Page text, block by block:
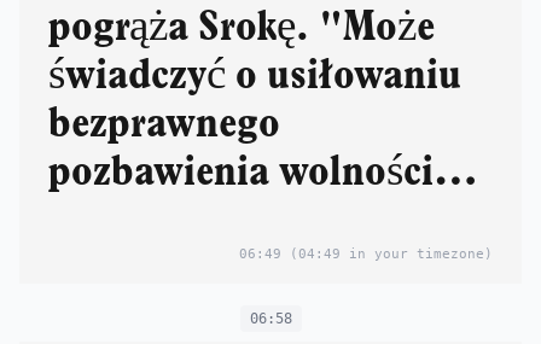
pogrąża Srokę. "Może
świadczyć o usiłowaniu
bezprawnego
pozbawienia wolności
06:49 (04:49 in your timezone)
06:58